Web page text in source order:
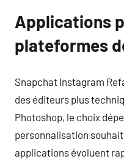
Applications
plateformes
Snapchat Instagram
des éditeurs plus
Photoshop, le choix
personnalisation
applications évoluent